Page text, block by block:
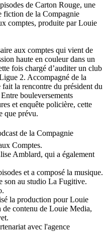
de Carton Rouge, une
fiction de la Compagnie
comptes, produite par Louie
aux comptes qui vient de
haute en couleur dans un
fois chargé d’auditer un club
2. Accompagné de la
la rencontre du président du
bouleversements
et enquête policière, cette
que prévu.
de la Compagnie
Comptes.
Amblard, qui a également
et a composé la musique.
son au studio La Fugitive.
la production pour Louie
de contenu de Louie Media,
avec l'agence